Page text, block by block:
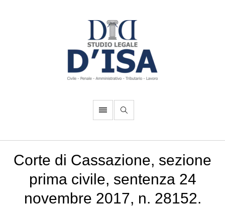
Corte di Cassazione, sezione
prima civile, sentenza 24
novembre 2017, n. 28152.